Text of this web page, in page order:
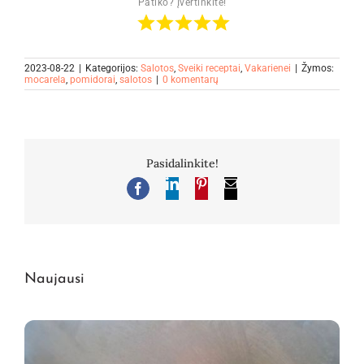
2023-08-22 | Kategorijos: Salotos Sveiki receptai Vakarienei | Žymos:
mocarela pomidorai salotos | 0 komentarų
Pasidalinkite!
FacebookLinkedInPinterest
El.
Naujausi